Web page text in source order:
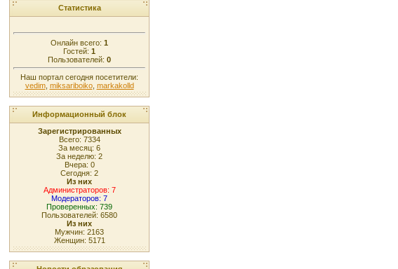
Статистика
Онлайн всего: 1
Гостей: 1
Пользователей: 0
Наш портал сегодня посетители:
vedim, miksariboiko, markakolld
Информационный блок
Зарегистрированных
Всего: 7334
За месяц: 6
За неделю: 2
Вчера: 0
Сегодня: 2
Из них
Администраторов: 7
Модераторов: 7
Проверенных: 739
Пользователей: 6580
Из них
Мужчин: 2163
Женщин: 5171